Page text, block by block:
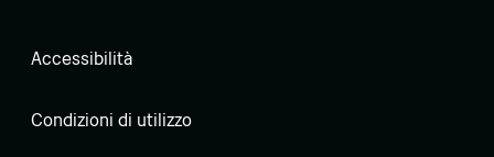
Accessibilità
Condizioni di utilizzo